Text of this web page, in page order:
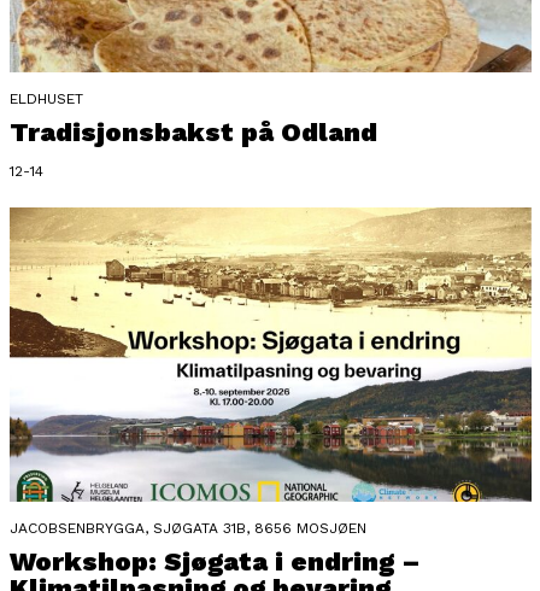
ELDHUSET
Tradisjonsbakst på Odland
12-14
JACOBSENBRYGGA, SJØGATA 31B, 8656 MOSJØEN
Workshop: Sjøgata i endring –